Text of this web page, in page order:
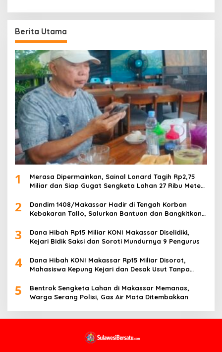
Berita Utama
1
Merasa Dipermainkan, Sainal Lonard Tagih Rp2,75
Miliar dan Siap Gugat Sengketa Lahan 27 Ribu Meter
2
Dandim 1408/Makassar Hadir di Tengah Korban
Kebakaran Tallo, Salurkan Bantuan dan Bangkitkan
3
Dana Hibah Rp15 Miliar KONI Makassar Diselidiki,
Kejari Bidik Saksi dan Soroti Mundurnya 9 Pengurus
4
Dana Hibah KONI Makassar Rp15 Miliar Disorot,
Mahasiswa Kepung Kejari dan Desak Usut Tanpa
5
Bentrok Sengketa Lahan di Makassar Memanas,
Warga Serang Polisi, Gas Air Mata Ditembakkan